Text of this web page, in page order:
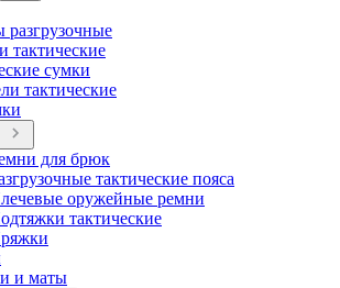
тактические
сумки
тактические
для брюк
тактические пояса
оружейные ремни
тактические
и маты